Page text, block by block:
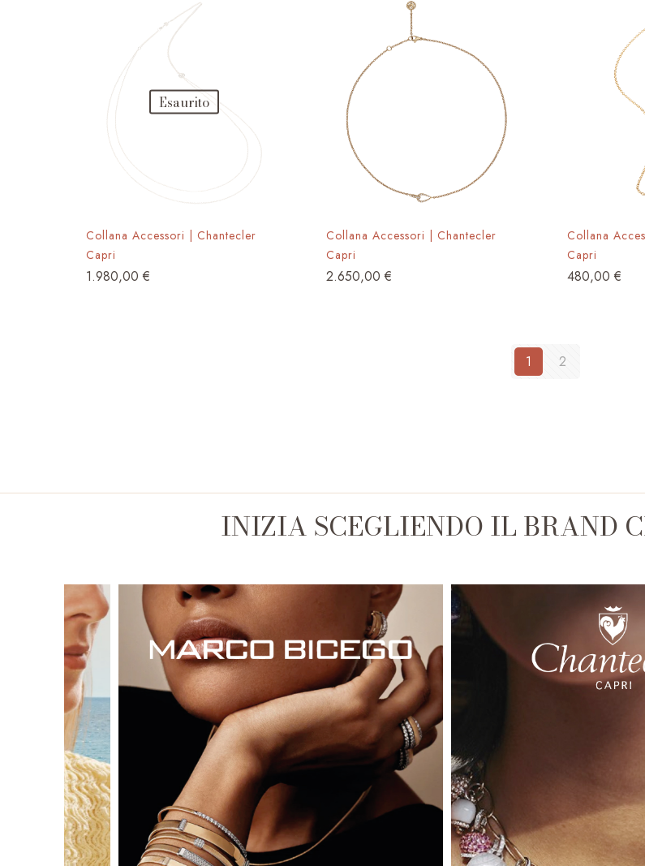
Esaurito
Collana Accessori | Chantecler
Capri
1.980,00€
Collana Accessori | Chantecler
Capri
2.650,00€
Collana
Capri
480,00 €
1 2
INIZIA SCEGLIENDO IL BRAND